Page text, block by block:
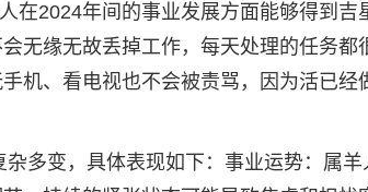
在2024年间的事业发展方面能够得到吉
无缘无故丢掉工作，每天处理的任务都
机、看电视也不会被责骂，因为活已
多变，具体表现如下：事业运势：属